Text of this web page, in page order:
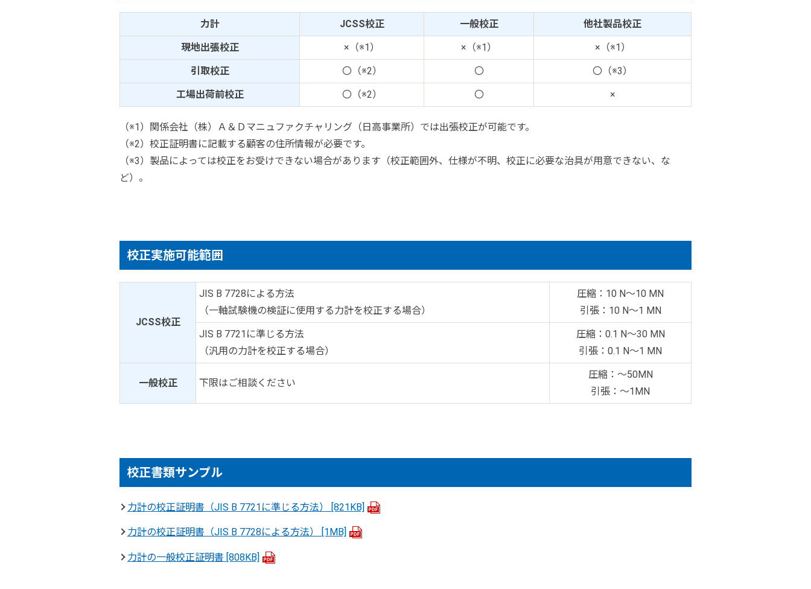
力計 JCSS校正 一般校正 他社製品校正
現地出張校正 ×（※1） ×（※1） ×（※1）
引取校正 〇（※2） 〇 〇（※3）
工場出荷前校正 〇（※2） 〇 ×
（※1）関係会社（株）Ａ＆Ｄマニュファクチャリング（日高事業所）では出張校正が可能です。
（※2）校正証明書に記載する顧客の住所情報が必要です。
（※3）製品によっては校正をお受けできない場合があります（校正範囲外、仕様が不明、校正に必要な治具が用意できない、な
ど）。
校正実施可能範囲
JCSS校正
JIS B 7728による方法
（一軸試験機の検証に使用する力計を校正する場合）
圧縮：10 N～10 MN
引張：10 N～1 MN
JIS B 7721に準じる方法
（汎用の力計を校正する場合）
圧縮：0.1 N～30 MN
引張：0.1 N～1 MN
一般校正 下限はご相談ください
圧縮：～50MN
引張：～1MN
校正書類サンプル
力計の校正証明書（JIS B 7721に準じる方法） [821KB]
力計の校正証明書（JIS B 7728による方法） [1MB]
力計の一般校正証明書 [808KB]